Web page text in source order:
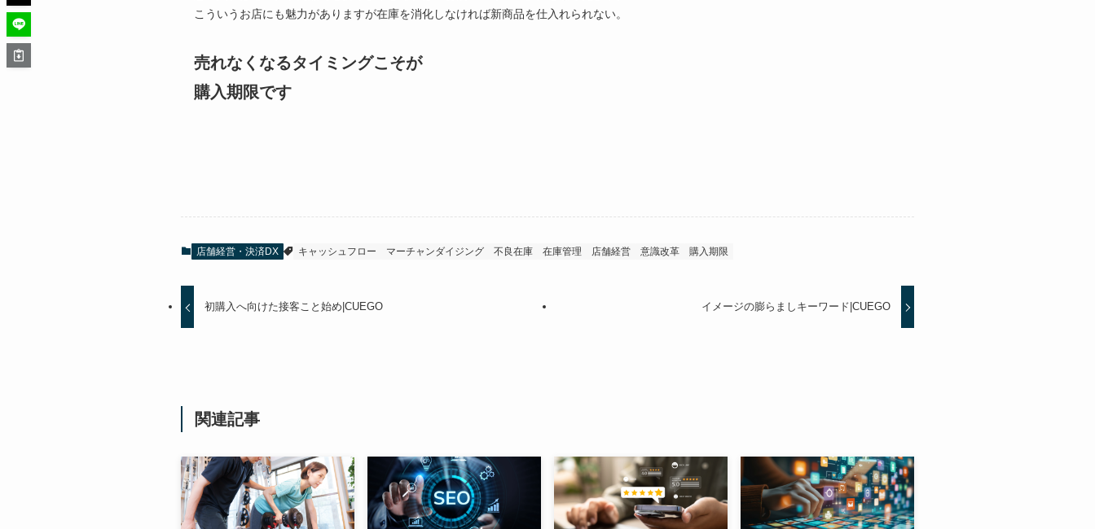
こういうお店にも魅力がありますが在庫を消化しなければ新商品を仕入れられない。
売れなくなるタイミングこそが
購入期限です
店舗経営・決済DX キャッシュフロー マーチャンダイジング 不良在庫 在庫管理 店舗経営 意識改革 購入期限
初購入へ向けた接客こと始め|CUEGO イメージの膨らましキーワード|CUEGO
関連記事